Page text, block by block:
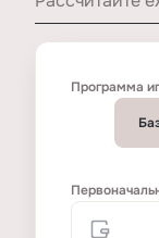
Программа